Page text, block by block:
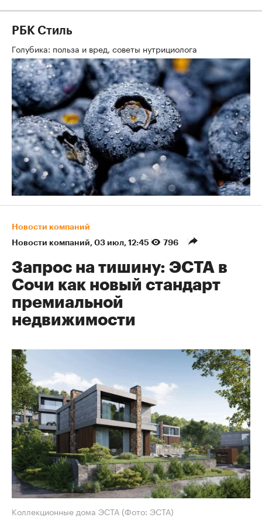
РБК Стиль
Голубика: польза и вред, советы нутрициолога
Новости компаний
Новости компаний⁠, 03 июл, 12:45 796
Запрос на тишину: ЭСТА в
Сочи как новый стандарт
премиальной
недвижимости
Коллекционные дома ЭСТА (Фото: ЭСТА)